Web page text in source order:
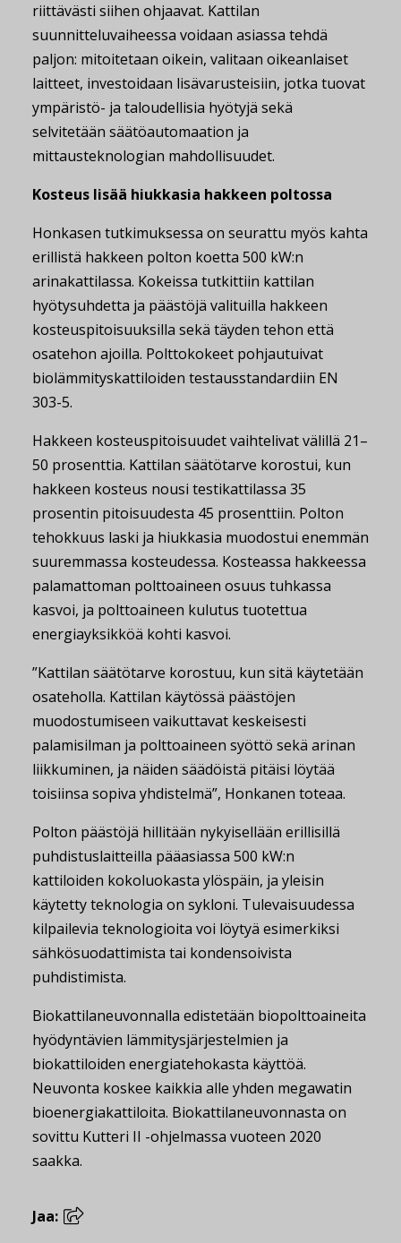
riittävästi siihen ohjaavat. Kattilan
suunnitteluvaiheessa voidaan asiassa tehdä
paljon: mitoitetaan oikein, valitaan oikeanlaiset
laitteet, investoidaan lisävarusteisiin, jotka tuovat
ympäristö- ja taloudellisia hyötyjä sekä
selvitetään säätöautomaation ja
mittausteknologian mahdollisuudet.
Kosteus lisää hiukkasia hakkeen poltossa
Honkasen tutkimuksessa on seurattu myös kahta
erillistä hakkeen polton koetta 500 kW:n
arinakattilassa. Kokeissa tutkittiin kattilan
hyötysuhdetta ja päästöjä valituilla hakkeen
kosteuspitoisuuksilla sekä täyden tehon että
osatehon ajoilla. Polttokokeet pohjautuivat
biolämmityskattiloiden testausstandardiin EN
303-5.
Hakkeen kosteuspitoisuudet vaihtelivat välillä 21–
50 prosenttia. Kattilan säätötarve korostui, kun
hakkeen kosteus nousi testikattilassa 35
prosentin pitoisuudesta 45 prosenttiin. Polton
tehokkuus laski ja hiukkasia muodostui enemmän
suuremmassa kosteudessa. Kosteassa hakkeessa
palamattoman polttoaineen osuus tuhkassa
kasvoi, ja polttoaineen kulutus tuotettua
energiayksikköä kohti kasvoi.
”Kattilan säätötarve korostuu, kun sitä käytetään
osateholla. Kattilan käytössä päästöjen
muodostumiseen vaikuttavat keskeisesti
palamisilman ja polttoaineen syöttö sekä arinan
liikkuminen, ja näiden säädöistä pitäisi löytää
toisiinsa sopiva yhdistelmä”, Honkanen toteaa.
Polton päästöjä hillitään nykyisellään erillisillä
puhdistuslaitteilla pääasiassa 500 kW:n
kattiloiden kokoluokasta ylöspäin, ja yleisin
käytetty teknologia on sykloni. Tulevaisuudessa
kilpailevia teknologioita voi löytyä esimerkiksi
sähkösuodattimista tai kondensoivista
puhdistimista.
Biokattilaneuvonnalla edistetään biopolttoaineita
hyödyntävien lämmitysjärjestelmien ja
biokattiloiden energiatehokasta käyttöä.
Neuvonta koskee kaikkia alle yhden megawatin
bioenergiakattiloita. Biokattilaneuvonnasta on
sovittu Kutteri II -ohjelmassa vuoteen 2020
saakka.
Jaa: